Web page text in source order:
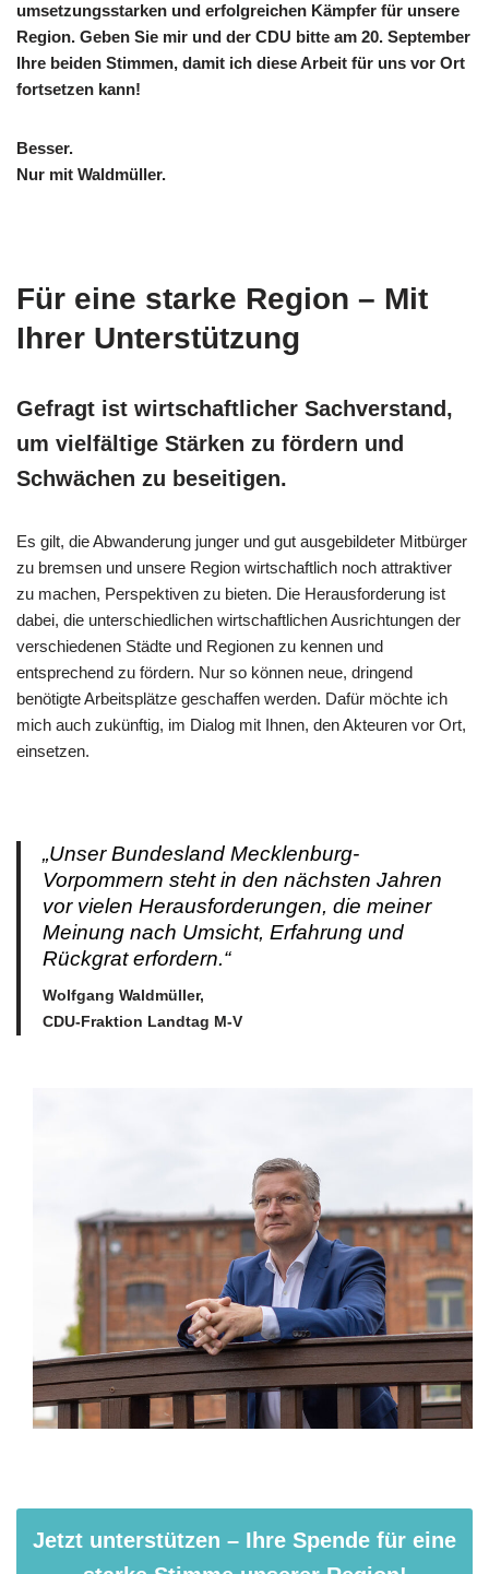
umsetzungsstarken und erfolgreichen Kämpfer für unsere
Region. Geben Sie mir und der CDU bitte am 20. September
Ihre beiden Stimmen, damit ich diese Arbeit für uns vor Ort
fortsetzen kann!
Besser.
Nur mit Waldmüller.
Für eine starke Region – Mit
Ihrer Unterstützung
Gefragt ist wirtschaftlicher Sachverstand,
um vielfältige Stärken zu fördern und
Schwächen zu beseitigen.
Es gilt, die Abwanderung junger und gut ausgebildeter Mitbürger
zu bremsen und unsere Region wirtschaftlich noch attraktiver
zu machen, Perspektiven zu bieten. Die Herausforderung ist
dabei, die unterschiedlichen wirtschaftlichen Ausrichtungen der
verschiedenen Städte und Regionen zu kennen und
entsprechend zu fördern. Nur so können neue, dringend
benötigte Arbeitsplätze geschaffen werden. Dafür möchte ich
mich auch zukünftig, im Dialog mit Ihnen, den Akteuren vor Ort,
einsetzen.
„Unser Bundesland Mecklenburg-
Vorpommern steht in den nächsten Jahren
vor vielen Herausforderungen, die meiner
Meinung nach Umsicht, Erfahrung und
Rückgrat erfordern.“
Wolfgang Waldmüller,
CDU-Fraktion Landtag M-V
Jetzt unterstützen – Ihre Spende für eine